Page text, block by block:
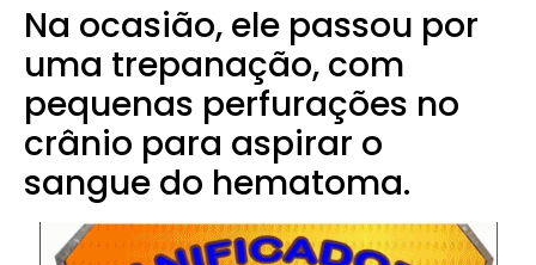
Na ocasião, ele passou por
uma trepanação, com
pequenas perfurações no
crânio para aspirar o
sangue do hematoma.